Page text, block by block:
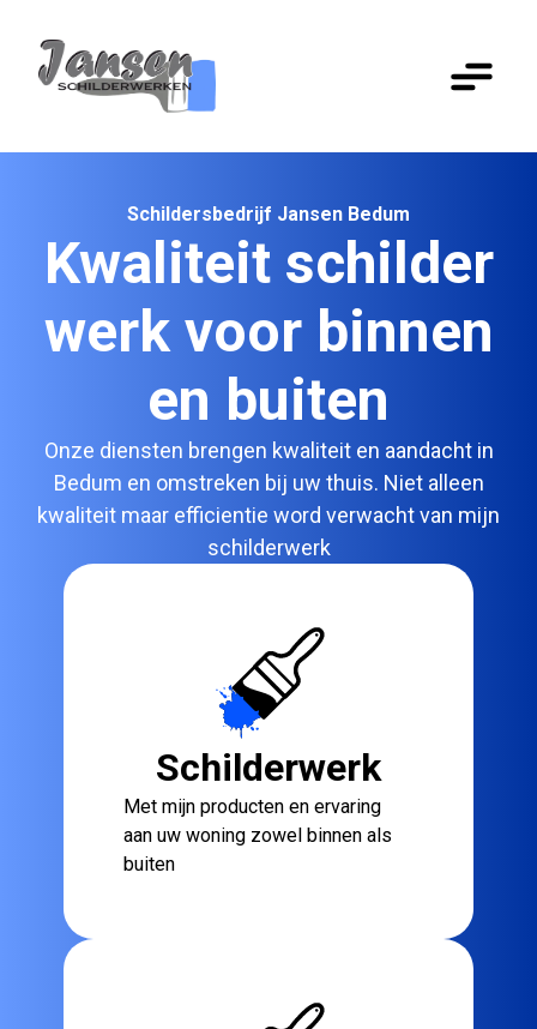
Schildersbedrijf Jansen Bedum
Kwaliteit schilder
werk voor binnen
en buiten
Onze diensten brengen kwaliteit en aandacht in
Bedum en omstreken bij uw thuis. Niet alleen
kwaliteit maar efficientie word verwacht van mijn
schilderwerk
Schilderwerk
Met mijn producten en ervaring
aan uw woning zowel binnen als
buiten